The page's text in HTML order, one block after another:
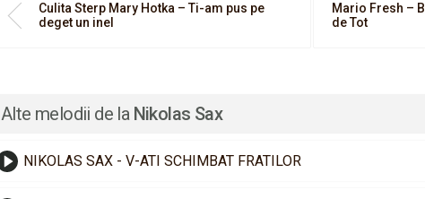
Culita Sterp Mary Hotka – Ti-am pus pe
deget un inel
Mario Fresh –
de Tot
Alte melodii de la Nikolas Sax
NIKOLAS SAX - V-ATI SCHIMBAT FRATILOR